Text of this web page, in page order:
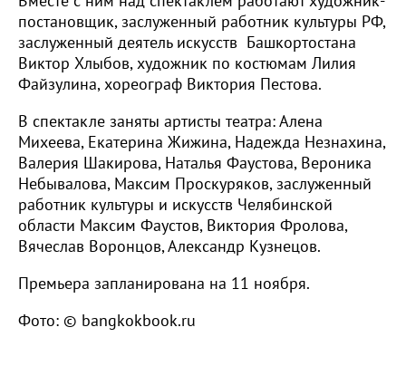
постановщик, заслуженный работник культуры РФ,
заслуженный деятель искусств Башкортостана
Виктор Хлыбов, художник по костюмам Лилия
Файзулина, хореограф Виктория Пестова.
В спектакле заняты артисты театра: Алена
Михеева, Екатерина Жижина, Надежда Незнахина,
Валерия Шакирова, Наталья Фаустова, Вероника
Небывалова, Максим Проскуряков, заслуженный
работник культуры и искусств Челябинской
области Максим Фаустов, Виктория Фролова,
Вячеслав Воронцов, Александр Кузнецов.
Премьера запланирована на 11 ноября.
Фото: © bangkokbook.ru